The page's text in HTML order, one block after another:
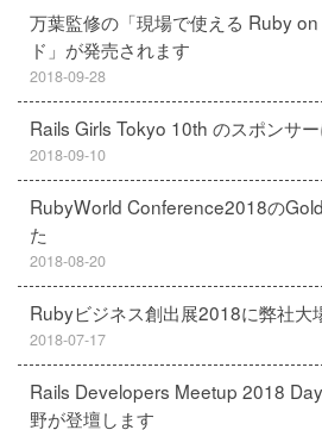
万葉監修の「現場で使える Ruby
ド」が発売されます
2018-09-28
Rails Girls Tokyo 10th のスポンサ
2018-09-10
RubyWorld Conference2018の
た
2018-08-20
Rubyビジネス創出展2018に弊社大
2018-07-17
Rails Developers Meetup 2018
野が登壇します